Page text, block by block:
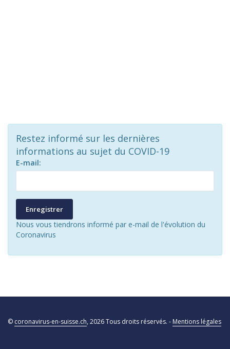
Restez informé sur les dernières
informations au sujet du COVID-19
E-mail:
Enregistrer
Nous vous tiendrons informé par e-mail de l'évolution du
Coronavirus
© coronavirus-en-suisse.ch, 2026 Tous droits réservés. - Mentions légales